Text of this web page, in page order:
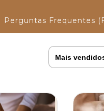
Perguntas Frequentes